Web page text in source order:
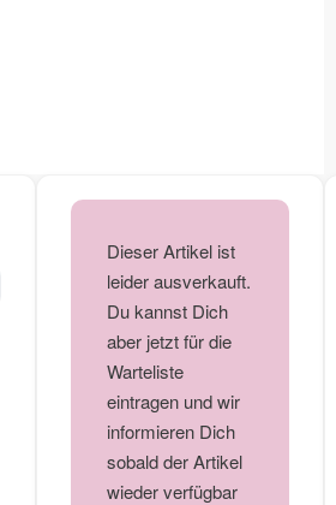
Dieser Artikel ist
leider ausverkauft.
Du kannst Dich
aber jetzt für die
Warteliste
eintragen und wir
informieren Dich
sobald der Artikel
wieder verfügbar